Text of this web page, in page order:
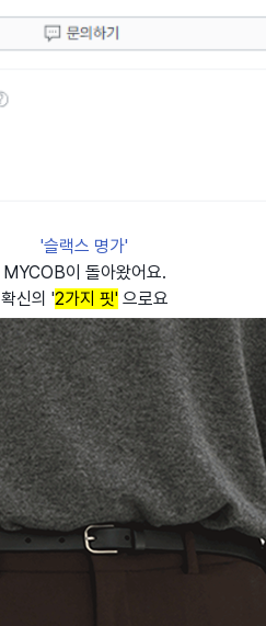
'슬랙스 명가'
MYCOB이 돌아왔어요.
확신의 '2가지 핏' 으로요